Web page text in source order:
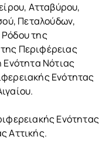
Ατταβύρου,
Πεταλούδων,
της
Περιφέρειας
Ενότητα Νότιας
Ενότητας
Ενότητας
Αττικής.